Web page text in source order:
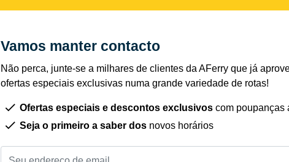
Vamos manter contacto
Não perca, junte-se a milhares de clientes da AFerry que já
ofertas especiais exclusivas numa grande variedade de rotas!
Ofertas especiais e descontos exclusivos com poupanças
Seja o primeiro a saber dos novos horários